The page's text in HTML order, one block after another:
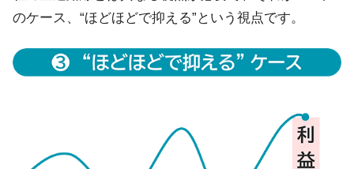
のケース、“ほどほどで抑える”という視点です。